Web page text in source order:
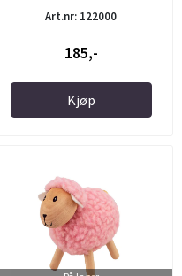
Art.nr: 122000
185,-
Kjøp